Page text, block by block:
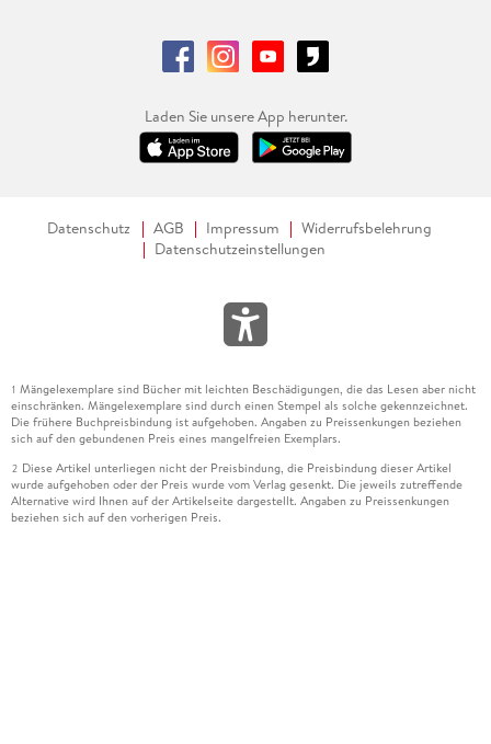
Laden Sie unsere App herunter.
Datenschutz AGB Impressum
Widerrufsbelehrung
Datenschutzeinstellungen
1 Mängelexemplare sind Bücher mit leichten Beschädigungen, die das Lesen aber nicht
einschränken. Mängelexemplare sind durch einen Stempel als solche gekennzeichnet.
Die frühere Buchpreisbindung ist aufgehoben. Angaben zu Preissenkungen beziehen
sich auf den gebundenen Preis eines mangelfreien Exemplars.
2 Diese Artikel unterliegen nicht der Preisbindung, die Preisbindung dieser Artikel
wurde aufgehoben oder der Preis wurde vom Verlag gesenkt. Die jeweils zutreffende
Alternative wird Ihnen auf der Artikelseite dargestellt. Angaben zu Preissenkungen
beziehen sich auf den vorherigen Preis.